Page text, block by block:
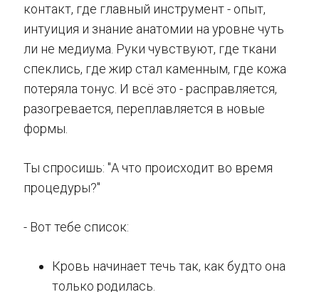
контакт, где главный инструмент - опыт,
интуиция и знание анатомии на уровне чуть
ли не медиума. Руки чувствуют, где ткани
спеклись, где жир стал каменным, где кожа
потеряла тонус. И всё это - расправляется,
разогревается, переплавляется в новые
формы.
Ты спросишь: "А что происходит во время
процедуры?"
- Вот тебе список:
Кровь начинает течь так, как будто она
только родилась.